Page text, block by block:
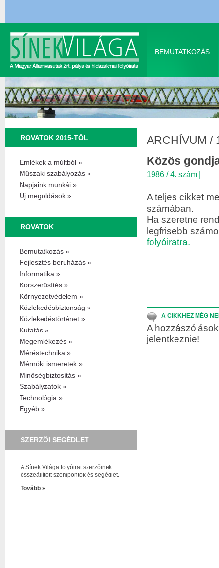
BEMUTATKOZÁS
ROVATOK 2015-TŐL
Emlékek a múltból »
Műszaki szabályozás »
Napjaink munkái »
Új megoldások »
ROVATOK
Bemutatkozás »
Fejlesztés beruházás »
Informatika »
Korszerűsítés »
Környezetvédelem »
Közlekedésbiztonság »
Közlekedéstörténet »
Kutatás »
Megemlékezés »
Méréstechnika »
Mérnöki ismeretek »
Minőségbiztosítás »
Szabályzatok »
Technológia »
Egyéb »
SZERZŐI SEGÉDLET
A Sínek Világa folyóirat szerzőinek
összeállított szempontok és segédlet.
Tovább »
ARCHÍVUM /
Közös
1986 / 4. szám |
A teljes cikket
számában.
Ha szeretne
legfrisebb
folyóiratra.
A CIKKHEZ MÉG
A
jelentkeznie!